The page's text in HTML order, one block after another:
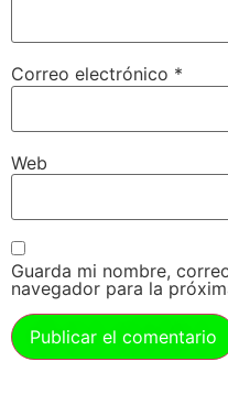
Correo electrónico *
Web
Guarda mi nombre,
navegador para la